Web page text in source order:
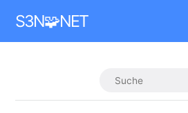
S3N🧩NET